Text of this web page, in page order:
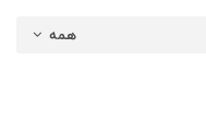
همه